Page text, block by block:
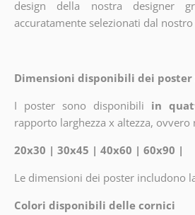
design della nostra designer
accuratamente selezionati dal
Dimensioni disponibili dei poster
I poster sono disponibili in
rapporto larghezza x altezza, ovvero
20x30 | 30x45 | 40x60 | 60x90 |
Le dimensioni dei poster includono
Colori disponibili delle cornici